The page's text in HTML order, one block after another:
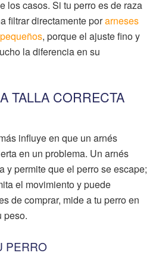
los casos. Si tu perro es de raza
filtrar directamente porarneses
, porque el ajuste fino y
la diferencia en su
TALLA CORRECTA
influye en que un arnés
en un problema. Un arnés
y permite que el perro se escape;
el movimiento y puede
de comprar, mide a tu perro en
peso.
PERRO